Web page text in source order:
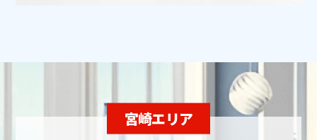
宮崎エリア